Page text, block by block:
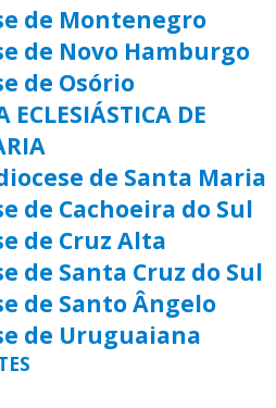
de Montenegro
de Novo Hamburgo
de Osório
ECLESIÁSTICA DE
de Santa Maria
de Cachoeira do Sul
de Cruz Alta
de Santa Cruz do Sul
de Santo Ângelo
de Uruguaiana